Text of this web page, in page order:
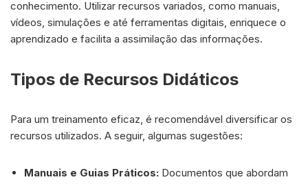
conhecimento. Utilizar recursos variados, como manuais,
vídeos, simulações e até ferramentas digitais, enriquece o
aprendizado e facilita a assimilação das informações.
Tipos de Recursos Didáticos
Para um treinamento eficaz, é recomendável diversificar os
recursos utilizados. A seguir, algumas sugestões:
Manuais e Guias Práticos: Documentos que abordam